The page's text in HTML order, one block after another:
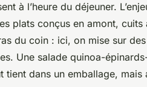
à l’heure du déjeuner.
plats conçus en amont, cuits
du coin : ici, on mise sur
Une salade quinoa-
dans un emballage, mais